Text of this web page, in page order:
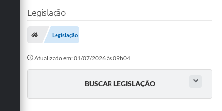
Legislação
Legislação
Atualizado em: 01/07/2026 às 09h04
BUSCAR LEGISLAÇÃO